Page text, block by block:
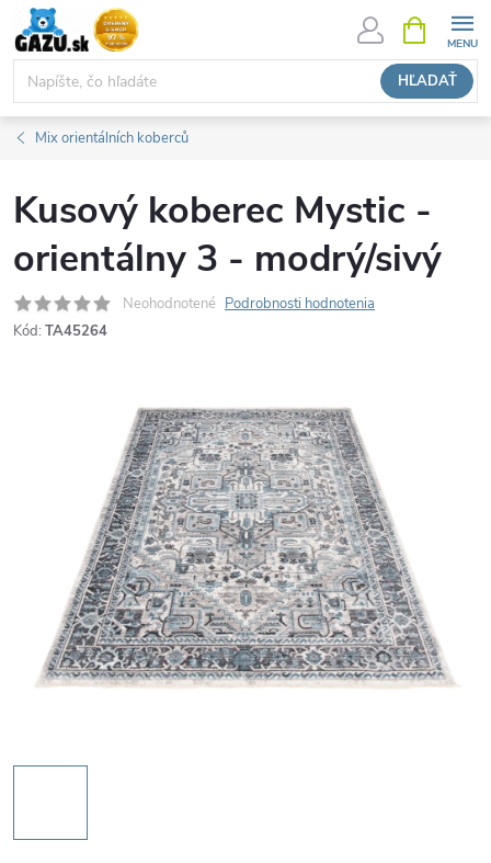
Prejsť
na
obsah
HĽADAŤ
KOŠÍK
Mix orientálních koberců
Kusový koberec Mystic -
orientálny 3 - modrý/sivý
Neohodnotené Podrobnosti hodnotenia
Kód: TA45264